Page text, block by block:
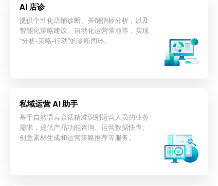
AI 店诊
提供个性化店铺诊断、关键指标分析，以及
智能化策略建议、自动化运营落地等，实现
“分析-策略-行动”的诊断闭环。
‌私域运营 AI 助手
基于自然语言会话精准识别运营人员的业务
需求，提供产品功能咨询、运营数据快查、
创意素材生成和运营策略推荐等服务。